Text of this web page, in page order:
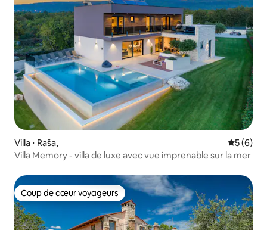
Villa ⋅ Raša,
5 (6)
Villa Memory - villa de luxe avec vue imprenable sur la mer
Coup de cœur voyageurs
Coup de cœur voyageurs